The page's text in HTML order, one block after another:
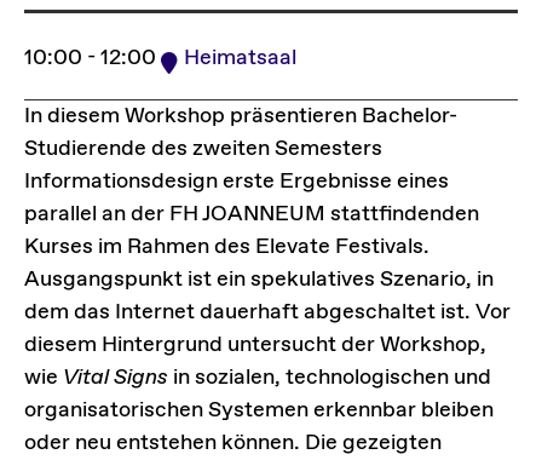
10:00 - 12:00
Heimatsaal
In diesem Workshop präsentieren Bachelor-
Studierende des zweiten Semesters
Informationsdesign erste Ergebnisse eines
parallel an der FH JOANNEUM stattfindenden
Kurses im Rahmen des Elevate Festivals.
Ausgangspunkt ist ein spekulatives Szenario, in
dem das Internet dauerhaft abgeschaltet ist. Vor
diesem Hintergrund untersucht der Workshop,
wie Vital Signs in sozialen, technologischen und
organisatorischen Systemen erkennbar bleiben
oder neu entstehen können. Die gezeigten